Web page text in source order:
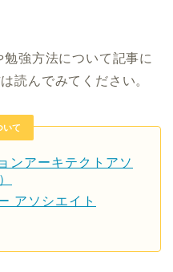
強方法について記事に
読んでみてください。
いて
ンアーキテクトアソ
アソシエイト